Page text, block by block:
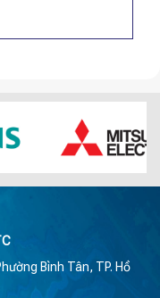
Bình Tân, TP. Hồ